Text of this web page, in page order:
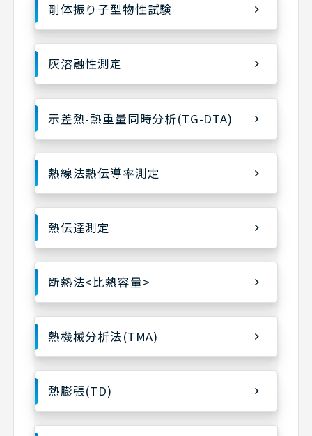
剛体振り子型物性試験
灰溶融性測定
示差熱-熱重量同時分析(TG-DTA)
熱線法熱伝導率測定
熱伝達測定
断熱法<比熱容量>
熱機械分析法(TMA)
熱膨張(TD)